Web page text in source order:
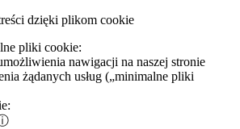
dzięki plikom cookie
pliki cookie:
nawigacji na naszej stronie
żądanych usług („minimalne pliki